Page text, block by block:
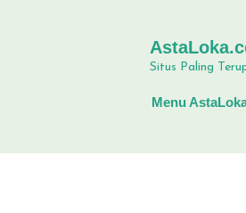
Situs Paling
Menu